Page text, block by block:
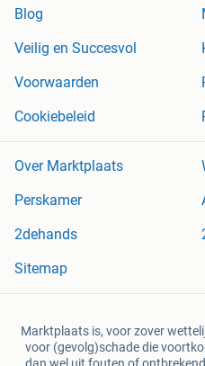
Blog
Veilig en Succesvol
Voorwaarden
Cookiebeleid
Over Marktplaats
Perskamer
2dehands
Sitemap
Marktplaats is, voor zover
voor (gevolg)schade die